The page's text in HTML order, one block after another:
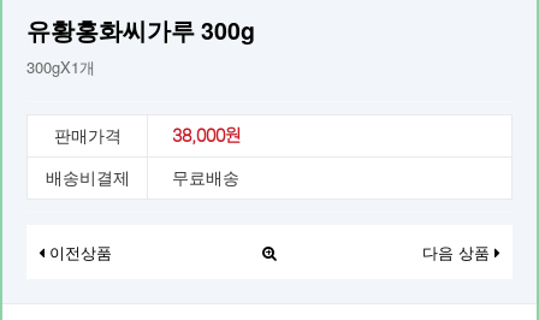
유황홍화씨가루 300g
300gX1개
판매가격 38,000원
배송비결제 무료배송
이전상품 다음 상품